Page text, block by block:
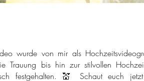
wurde von mir als
Trauung bis hin zur stilvollen
festgehalten. 💒 Schaut euch